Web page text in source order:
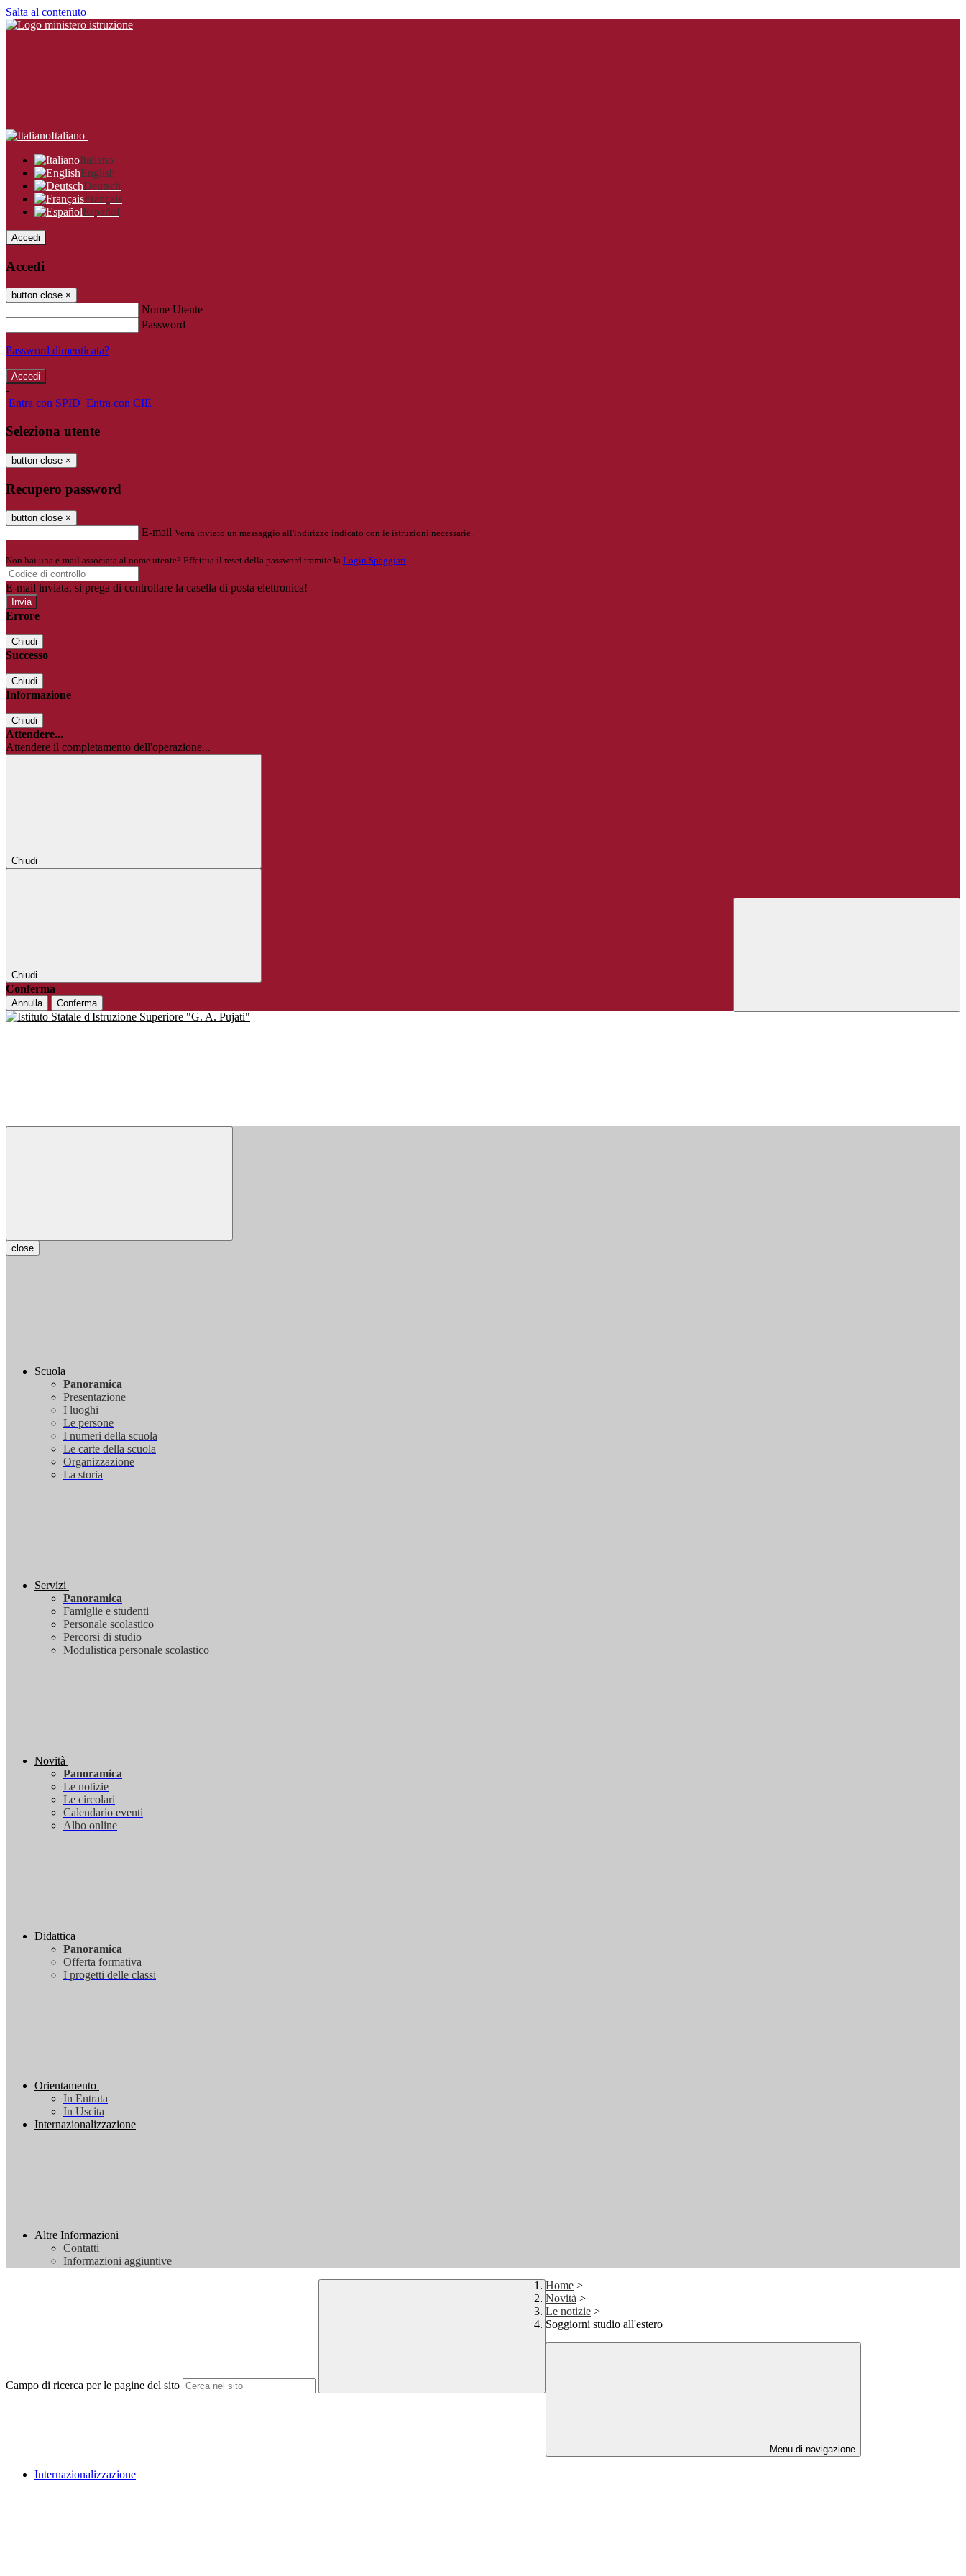
Salta al contenuto
Italiano
Italiano
English
Deutsch
Français
Español
Accedi
Accedi
button close ×
Nome Utente
Password
Password dimenticata?
-
Entra con SPID Entra con CIE
Seleziona utente
button close ×
Recupero password
button close ×
E-mail Verrà inviato un messaggio all'indirizzo indicato con le istruzioni necessarie.
Non hai una e-mail associata al nome utente? Effettua il reset della password tramite la Login Spaggiari
E-mail inviata, si prega di controllare la casella di posta elettronica!
Errore
Chiudi
Successo
Chiudi
Informazione
Chiudi
Attendere...
Attendere il completamento dell'operazione...
Chiudi
Chiudi
Conferma
Annulla Conferma
close
Scuola
Panoramica
Presentazione
I luoghi
Le persone
I numeri della scuola
Le carte della scuola
Organizzazione
La storia
Servizi
Panoramica
Famiglie e studenti
Personale scolastico
Percorsi di studio
Modulistica personale scolastico
Novità
Panoramica
Le notizie
Le circolari
Calendario eventi
Albo online
Didattica
Panoramica
Offerta formativa
I progetti delle classi
Orientamento
In Entrata
In Uscita
Internazionalizzazione
Altre Informazioni
Contatti
Informazioni aggiuntive
Campo di ricerca per le pagine del sito
Home >
Novità >
Le notizie >
Soggiorni studio all'estero
Menu di navigazione
Internazionalizzazione